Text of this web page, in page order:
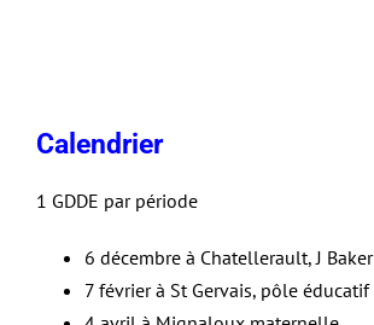
Calendrier
1 GDDE par période
6 décembre à Chatellerault, J Baker
7 février à St Gervais, pôle éducatif